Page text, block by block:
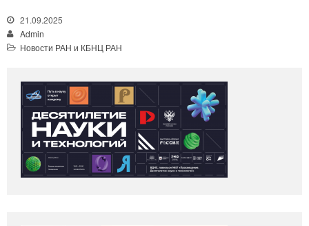
21.09.2025
Admin
Новости РАН и КБНЦ РАН